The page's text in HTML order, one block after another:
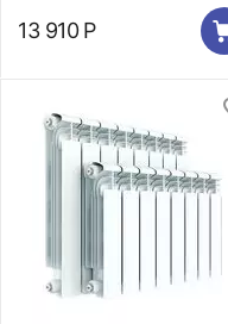
13 910 Р